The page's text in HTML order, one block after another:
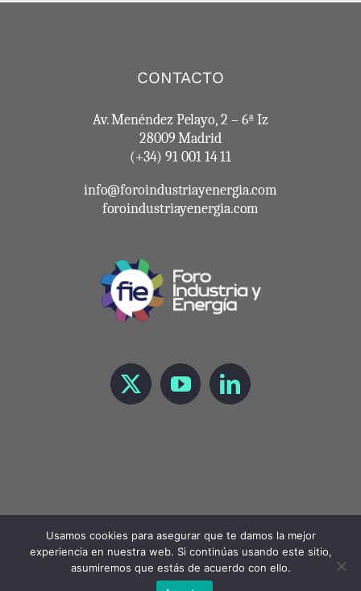
CONTACTO
Av. Menéndez Pelayo, 2 – 6ª Iz
28009 Madrid
(+34) 91 001 14 11
info@foroindustriayenergia.com
foroindustriayenergia.com
Copyright 2021 Foro de Industria y Energía |LEGAL
Usamos cookies para asegurar que te damos la mejor
experiencia en nuestra web. Si continúas usando este sitio,
asumiremos que estás de acuerdo con ello.